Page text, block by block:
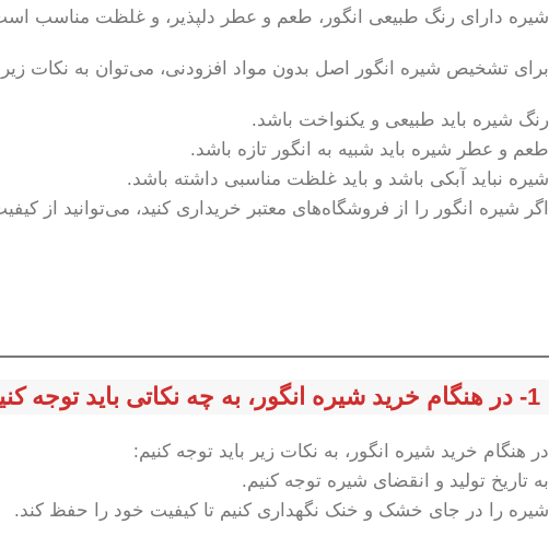
شیره دارای رنگ طبیعی انگور، طعم و عطر دلپذیر، و غلظت مناسب
برای تشخیص شیره انگور اصل بدون مواد افزودنی، می‌توان به نکات
رنگ شیره باید طبیعی و یکنواخت باشد.
طعم و عطر شیره باید شبیه به انگور تازه باشد.
شیره نباید آبکی باشد و باید غلظت مناسبی داشته باشد.
اگر شیره انگور را از فروشگاه‌های معتبر خریداری کنید، می‌توانید
1- در هنگام خرید شیره انگور، به چه نکاتی باید توجه کنیم؟
در هنگام خرید شیره انگور، به نکات زیر باید توجه کنیم:
به تاریخ تولید و انقضای شیره توجه کنیم.
شیره را در جای خشک و خنک نگهداری کنیم تا کیفیت خود را حفظ کند.